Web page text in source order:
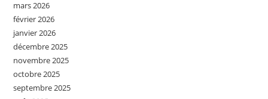
mars 2026
février 2026
janvier 2026
décembre 2025
novembre 2025
octobre 2025
septembre 2025